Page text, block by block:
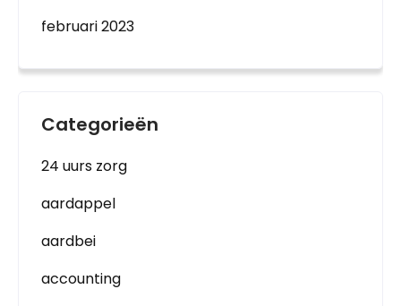
februari 2023
Categorieën
24 uurs zorg
aardappel
aardbei
accounting